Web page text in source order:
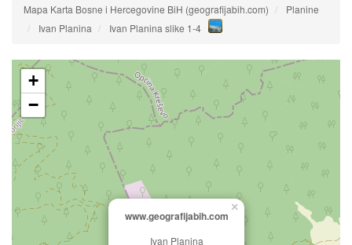
Mapa Karta Bosne i Hercegovine BiH (geografijabih.com)
Planine
Ivan Planina
Ivan Planina slike 1-4
www.geografijabih.com
Ivan Planina
×
+
−